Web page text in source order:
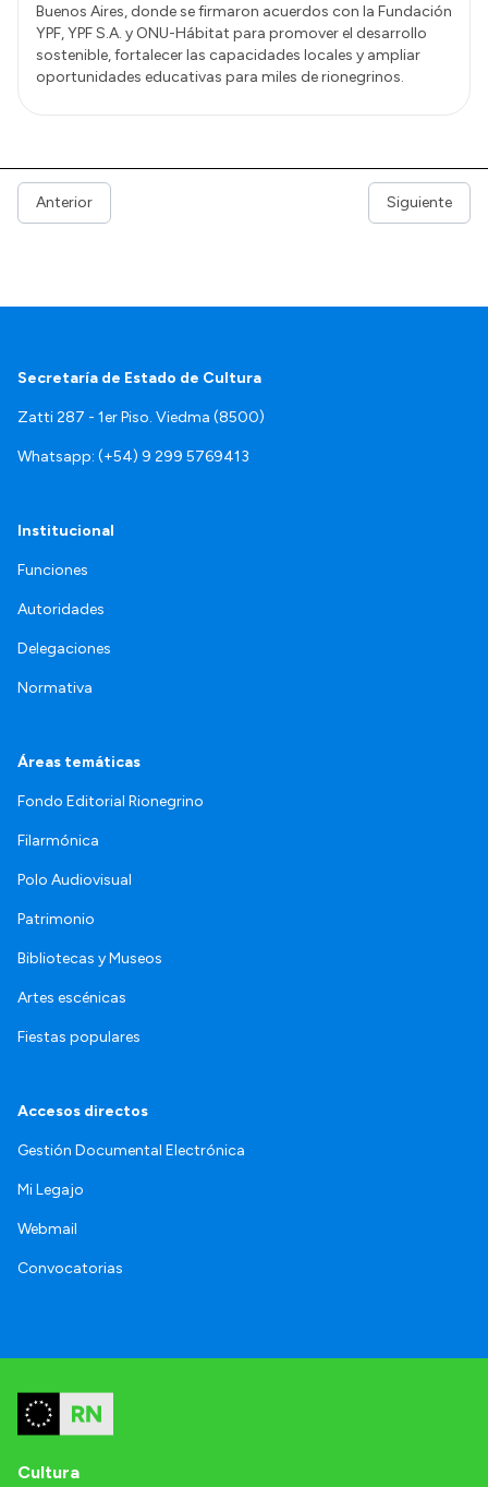
Buenos Aires, donde se firmaron acuerdos con la Fundación
YPF, YPF S.A. y ONU-Hábitat para promover el desarrollo
sostenible, fortalecer las capacidades locales y ampliar
oportunidades educativas para miles de rionegrinos.
Anterior Siguiente
Secretaría de Estado de Cultura
Zatti 287 - 1er Piso. Viedma (8500)
Whatsapp: (+54) 9 299 5769413
Institucional
Funciones
Autoridades
Delegaciones
Normativa
Áreas temáticas
Fondo Editorial Rionegrino
Filarmónica
Polo Audiovisual
Patrimonio
Bibliotecas y Museos
Artes escénicas
Fiestas populares
Accesos directos
Gestión Documental Electrónica
Mi Legajo
Webmail
Convocatorias
Cultura